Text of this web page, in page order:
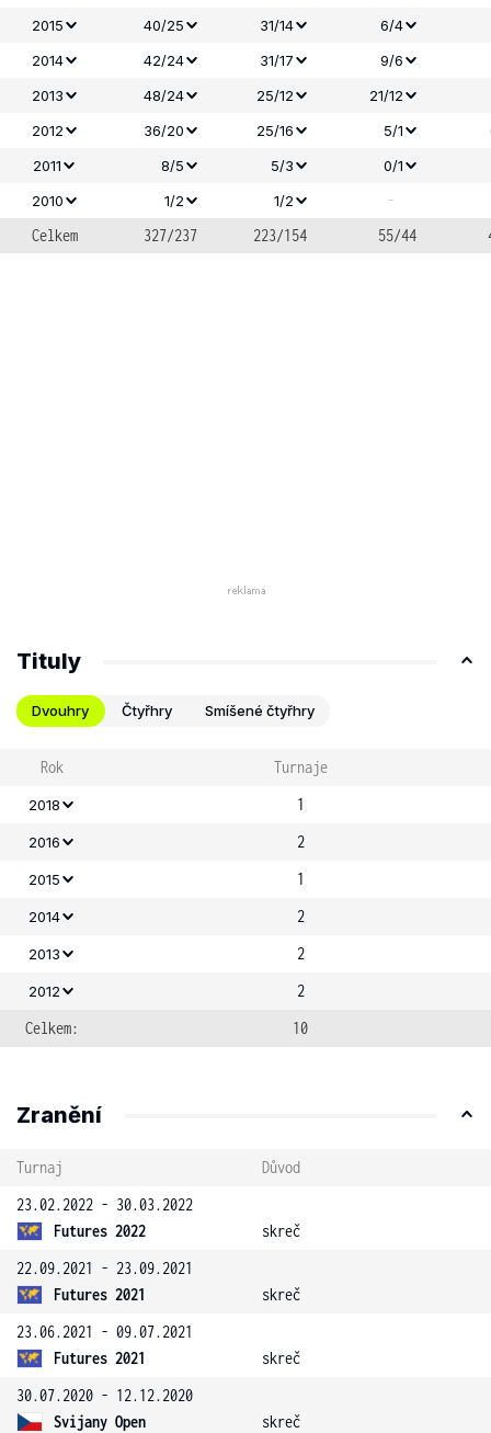
2015
40/25 31/14 6/4
2014
42/24 31/17
9/6
2013
48/24 25/12 21/12
2012
36/20 25/16 5/1
2011
8/5 5/3
0/1
2010
1/2 1/2
-
Celkem
327/237 223/154 55/44
Tituly
Dvouhry Čtyřhry Smíšené čtyřhry
Rok Turnaje
2018 1
2016 2
2015 1
2014 2
2013 2
2012
2
Celkem:
10
Zranění
Turnaj
Důvod
23.02.2022 - 30.03.2022
Futures 2022
skreč
22.09.2021 - 23.09.2021
Futures 2021
skreč
23.06.2021 - 09.07.2021
Futures 2021
skreč
30.07.2020 - 12.12.2020
Svijany Open
skreč